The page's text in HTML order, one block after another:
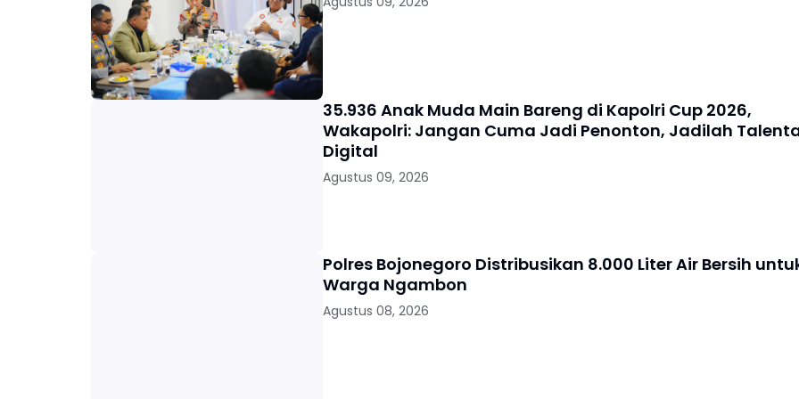
35.936 Anak Muda Main Bareng di Kapolri Cup 2026,
Wakapolri: Jangan Cuma Jadi Penonton, Jadilah
Digital
Agustus 09, 2026
Polres Bojonegoro Distribusikan 8.000 Liter Air Bersih
Warga Ngambon
Agustus 08, 2026